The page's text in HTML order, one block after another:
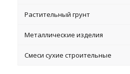
Растительный грунт
Металлические изделия
Смеси сухие строительные